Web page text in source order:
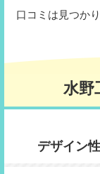
口コミは見つか
水野
デザイン